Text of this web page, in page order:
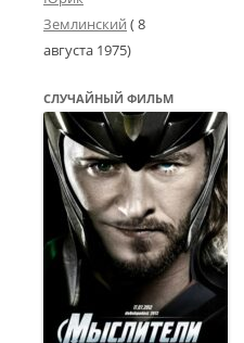
Землинский (8
августа 1975)
СЛУЧАЙНЫЙ ФИЛЬМ